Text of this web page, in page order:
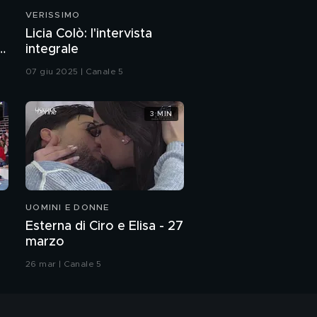
VERISSIMO
Licia Colò: l'intervista
integrale
07 giu 2025 | Canale 5
UOMINI E DONNE
Esterna di Ciro e Elisa - 27
marzo
26 mar | Canale 5
3 MIN